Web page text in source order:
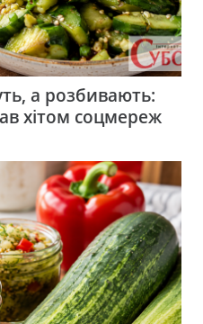
а розбивають:
хітом соцмереж